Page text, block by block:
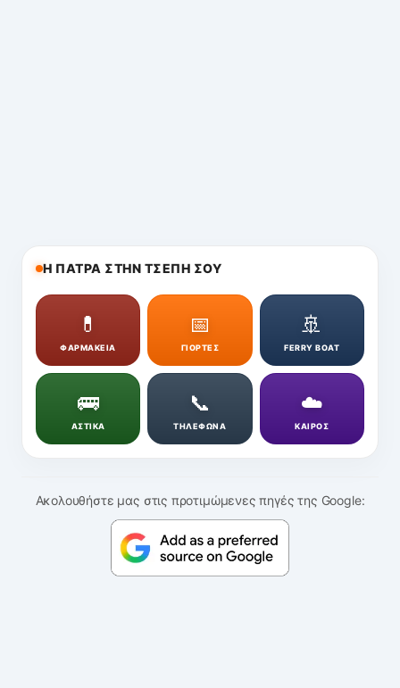
Η ΠΑΤΡΑ ΣΤΗΝ ΤΣΕΠΗ ΣΟΥ
💊
ΦΑΡΜΑΚΕΙΑ
📅
ΓΙΟΡΤΕΣ
🚢
FERRY BOAT
🚌
ΑΣΤΙΚΑ
📞
ΤΗΛΕΦΩΝΑ
☁️
ΚΑΙΡΟΣ
Ακολουθήστε μας στις προτιμώμενες πηγές της Google: